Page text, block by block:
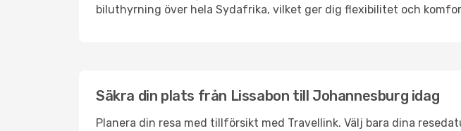
biluthyrning över hela Sydafrika, vilket ger dig flexibilitet och
Säkra din plats från Lissabon till Johannesburg idag
Planera din resa med tillförsikt med Travellink. Välj bara dina